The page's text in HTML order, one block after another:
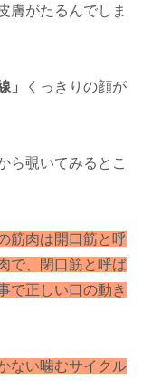
膚がたるんでしま
」
くっきりの顔が
ら覗いてみるとこ
筋肉は開口筋と呼
で、閉口筋と呼ば
で正しい口の動き
ない噛むサイクル